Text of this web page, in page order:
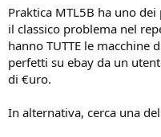
Praktica MTL5B ha uno
il classico problema nel
hanno TUTTE le macchine
perfetti su ebay da un
di €uro.
In alternativa, cerca una